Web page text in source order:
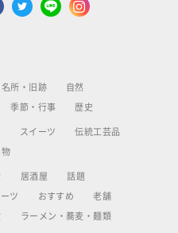
名所・旧跡 自然
季節・行事 歴史
スイーツ 伝統工芸品
物
居酒屋 話題
ツ おすすめ 老舗
ラーメン・蕎麦・麺類